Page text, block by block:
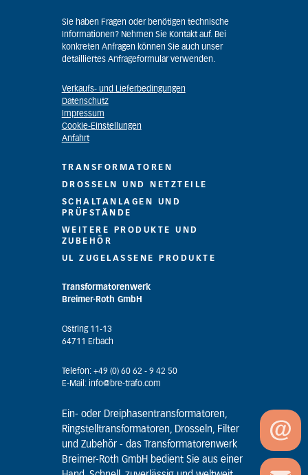
Sie haben Fragen oder benötigen technische
Informationen? Nehmen Sie Kontakt auf. Bei
konkreten Anfragen können Sie auch unser
detailliertes Anfrageformular verwenden.
Verkaufs- und Lieferbedingungen
Datenschutz
Impressum
Cookie-Einstellungen
Anfahrt
TRANSFORMATOREN
DROSSELN UND NETZTEILE
SCHALTANLAGEN UND
PRÜFSTÄNDE
WEITERE PRODUKTE UND
ZUBEHÖR
UL ZUGELASSENE PRODUKTE
Transformatorenwerk
Breimer-Roth GmbH
Ostring 11-13
64711 Erbach
Telefon: +49 (0) 60 62 - 9 42 50
E-Mail: info@bre-trafo.com
Ein- oder Dreiphasentransformatoren,
Ringstelltransformatoren, Drosseln, Filter
und Zubehör - das Transformatorenwerk
Breimer-Roth GmbH bedient Sie aus einer